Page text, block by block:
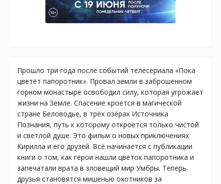
Прошло три года после событий телесериала «Пока
цветёт папоротник». Провал земли в заброшенном
горном монастыре освободил силу, которая угрожает
жизни на Земле. Спасение кроется в магической
стране Беловодье, в трёх озёрах Источника
Познания, путь к которому откроется только чистой
и светлой душе. Это фильм о новых приключениях
Кирилла и его друзей. Всё начинается с публикации
книги о том, как герои нашли цветок папоротника и
запечатали врата в зловещий мир Умбры. Теперь
друзья становятся мишенью охотников за